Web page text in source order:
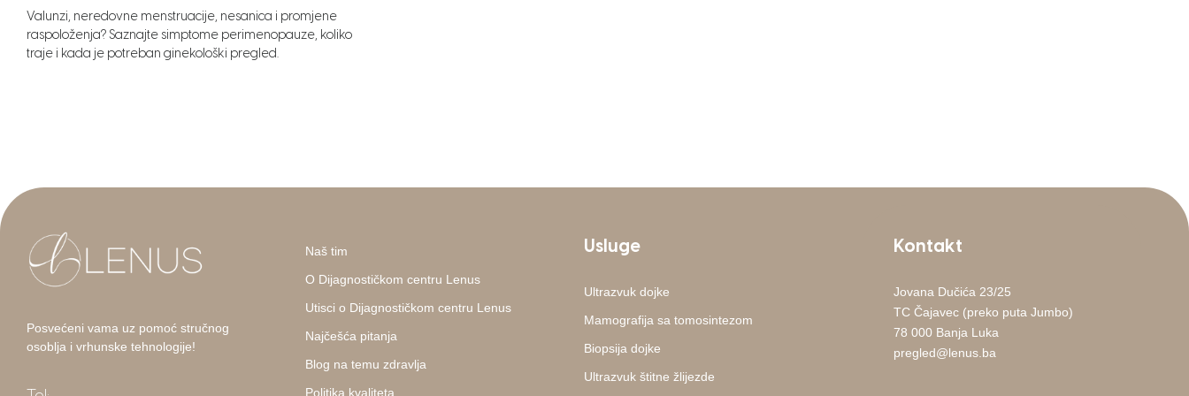
Valunzi, neredovne menstruacije, nesanica i promjene
raspoloženja? Saznajte simptome perimenopauze, koliko
traje i kada je potreban ginekološki pregled.
Posvećeni vama uz pomoć stručnog
osoblja i vrhunske tehnologije!
Naš tim
O Dijagnostičkom centru Lenus
Utisci o Dijagnostičkom centru Lenus
Najčešća pitanja
Blog na temu zdravlja
Politika kvaliteta
Usluge
Ultrazvuk dojke
Mamografija sa tomosintezom
Biopsija dojke
Ultrazvuk štitne žlijezde
Kontakt
Jovana Dučića 23/25
TC Čajavec (preko puta Jumbo)
78 000 Banja Luka
pregled@lenus.ba